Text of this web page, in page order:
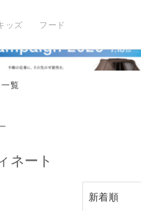
ッズ フード
一覧
ネート